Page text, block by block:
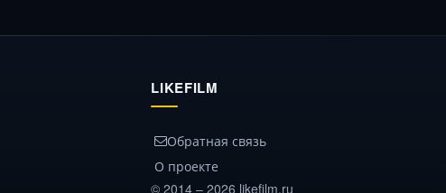
LIKEFILM
Обратная связь
О проекте
© 2014 – 2026 likefilm.ru